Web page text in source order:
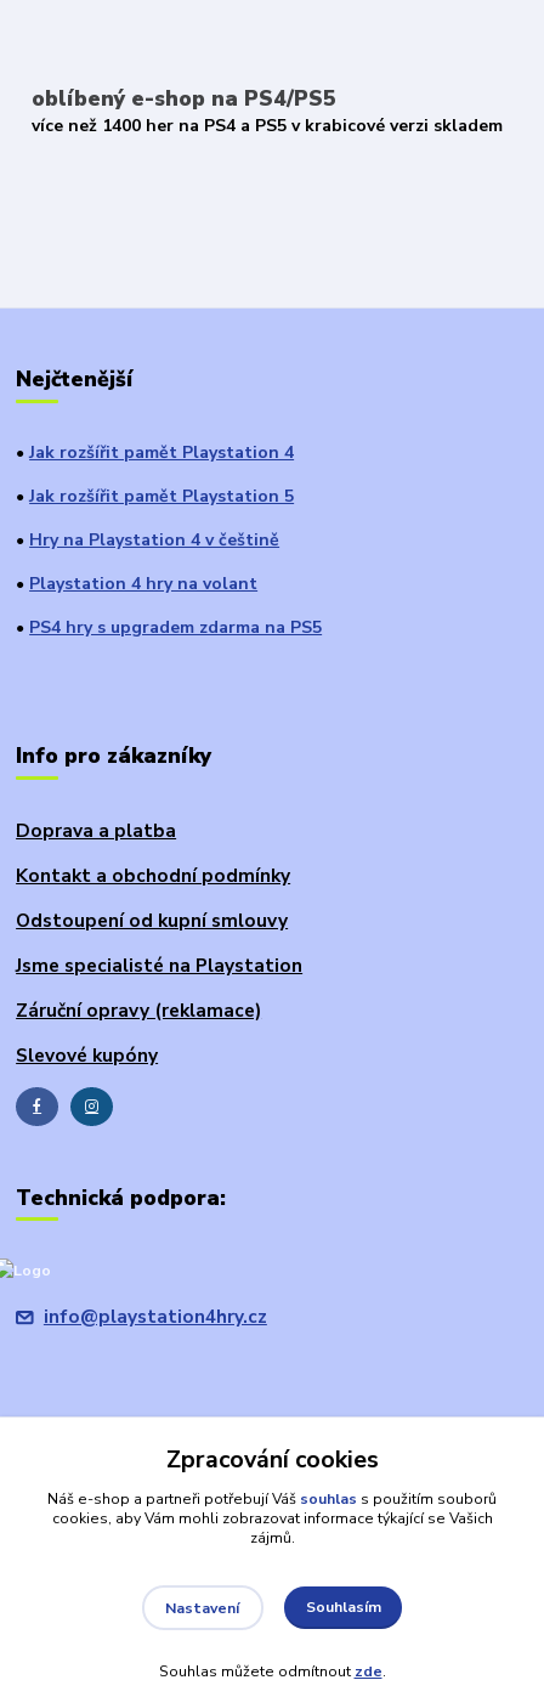
oblíbený e-shop na PS4/PS5
více než 1400 her na PS4 a PS5 v krabicové verzi skladem
Nejčtenější
● Jak rozšířit pamět Playstation 4
● Jak rozšířit pamět Playstation 5
● Hry na Playstation 4 v češtině
● Playstation 4 hry na volant
● PS4 hry s upgradem zdarma na PS5
Info pro zákazníky
Doprava a platba
Kontakt a obchodní podmínky
Odstoupení od kupní smlouvy
Jsme specialisté na Playstation
Záruční opravy (reklamace)
Slevové kupóny
Technická podpora:
info@playstation4hry.cz
Upravit sběr cookies.
Prohlášení: provozovatel domény/prodávající je společnost
PRODEJHER.CZ s.r.o., která není oficiálním zástupcem, ani výhradním
apod. jsou registrované ochranné známky společnosti SONY a jsou zde
používány výlučně za účelem identifikace výrobků. Jiná jména
majetku konkrétních vlastníků.
Zpracování cookies
Náš e-shop a partneři potřebují Váš souhlas s použitím souborů
cookies, aby Vám mohli zobrazovat informace týkající se Vašich
zájmů.
Nastavení Souhlasím
Souhlas můžete odmítnout zde.